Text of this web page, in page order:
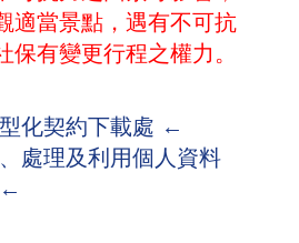
適當景點 ，遇有不可抗
保有變更行程之權力。
化契約下載處 ←
處理及利用個人資料